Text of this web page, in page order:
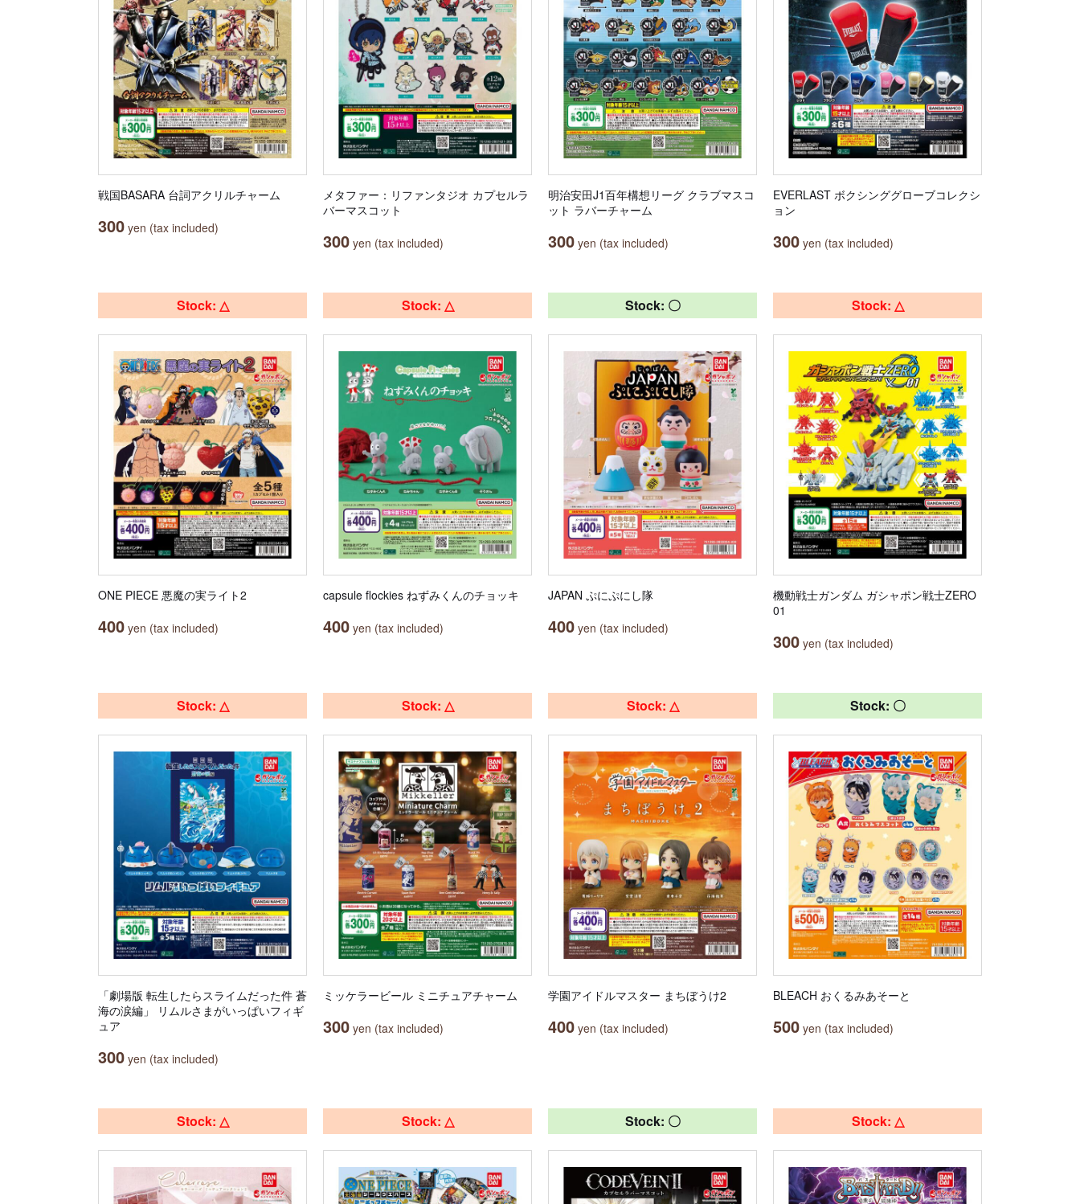
戦国BASARA 台詞アクリルチャーム
300 yen (tax included)
メタファー：リファンタジオ カプセルラ
バーマスコット
300 yen (tax included)
明治安田J1百年構想リーグ クラブマスコ
ット ラバーチャーム
300 yen (tax included)
EVERLAST ボクシンググローブコレクシ
ョン
300 yen (tax included)
Stock: △
ONE PIECE 悪魔の実ライト2
400 yen (tax included)
Stock: △
capsule flockies ねずみくんのチョッキ
400 yen (tax included)
Stock: 〇
JAPAN ぷにぷにし隊
400 yen (tax included)
Stock: △
機動戦士ガンダム ガシャポン戦士ZERO
01
300 yen (tax included)
Stock: △
「劇場版 転生したらスライムだった件 蒼
海の涙編」 リムルさまがいっぱいフィギ
ュア
300 yen (tax included)
Stock: △
ミッケラービール ミニチュアチャーム
300 yen (tax included)
Stock: △
学園アイドルマスター まちぼうけ2
400 yen (tax included)
Stock: 〇
BLEACH おくるみあそーと
500 yen (tax included)
Stock: △ Stock: △ Stock: 〇 Stock: △